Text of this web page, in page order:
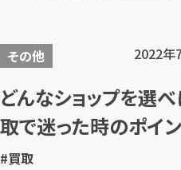
その他 2022年
どんなショップを選
取で迷った時のポイ
#買取